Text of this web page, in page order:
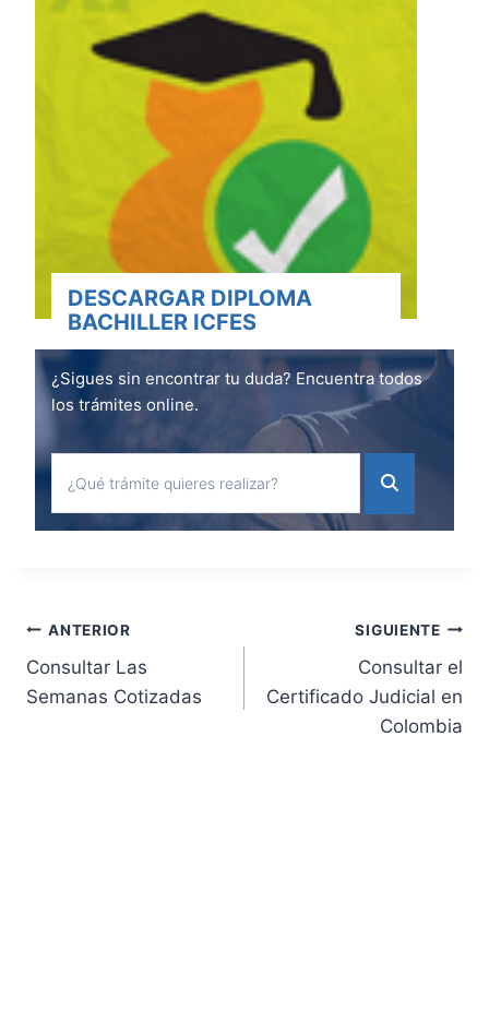
DESCARGAR DIPLOMA
BACHILLER ICFES
¿Sigues sin encontrar tu duda? Encuentra todos
los trámites online.
Navegación
de
ANTERIOR
Consultar Las
Semanas Cotizadas
SIGUIENTE
Consultar el
Certificado Judicial en
Colombia